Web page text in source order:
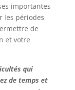
importantes
les périodes
de
et votre
qui
de temps et